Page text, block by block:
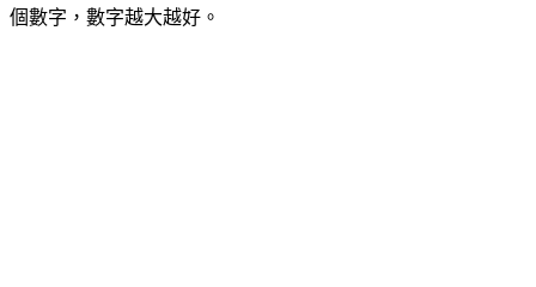
個數字，數字越大越好。